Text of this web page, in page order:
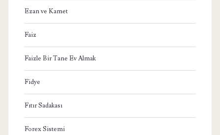
Ezan ve Kamet
Faiz
Faizle Bir Tane Ev Almak
Fidye
Fıtır Sadakası
Forex Sistemi